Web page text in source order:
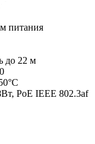
питания
до 22 м
PoE IEEE 802.3af